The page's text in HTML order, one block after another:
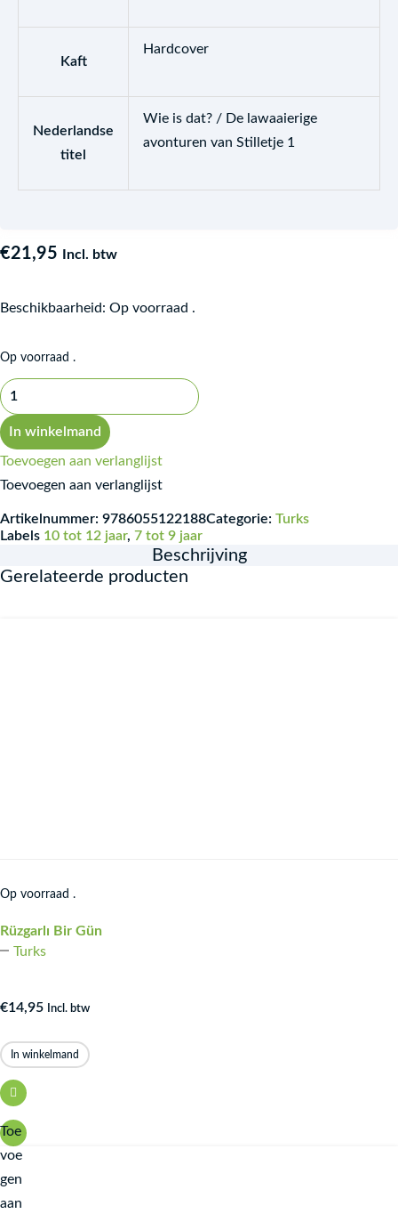
Kaft
Hardcover
Nederlandse
titel
Wie is dat? / De lawaaierige
avonturen van Stilletje 1
€21,95 Incl. btw
Beschikbaarheid: Op voorraad .
Op voorraad .
In winkelmand
Toevoegen aan verlanglijst
Toevoegen aan verlanglijst
Artikelnummer: 9786055122188Categorie: Turks
Labels 10 tot 12 jaar, 7 tot 9 jaar
Beschrijving
Gerelateerde producten
Op voorraad .
Rüzgarlı Bir Gün
Turks
€14,95 Incl. btw
In winkelmand
Toe
voe
gen
aan